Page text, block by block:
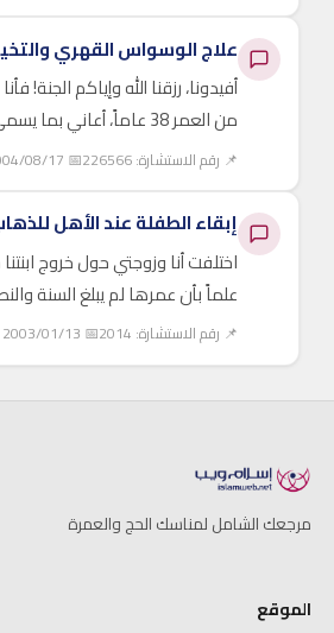
علاج الوسواس القهري
أفيدونا، رزقنا الله وإياكم الجنة!
من العمر 38 عاماً، أعاني
الوسواس القهري، حيث بدأت ...
📌 رقم الاستشارة: 226566 📅 2004/08/17
إبقاء الطفلة عند الأهل
اختلفت أنا وزوجتي حول خروج
علماً بأن عمرها لم يبلغ السنة
المشكلة في عدم ...
📌 رقم الاستشارة: 2014 📅 2003/01/13
مرجعك الشامل لمناسك الحج والعمرة
الموقع